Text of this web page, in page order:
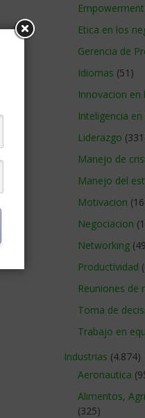
Empowerment
Etica en los
Gerencia de
Idiomas (51)
Innovacion
Inteligencia
Liderazgo
Manejo de
Manejo del
Motivacion
Negociacion
Networking
Productividad
Reuniones de
Toma de
Trabajo en
Industrias (4.874)
Aeronautica
Alimentos,
(325)